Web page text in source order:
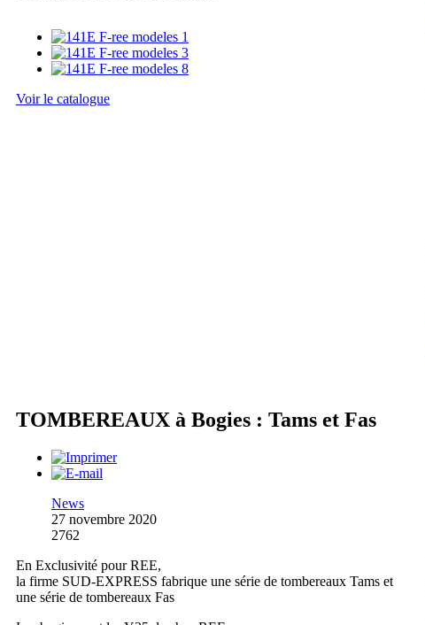
Voir le catalogue
TOMBEREAUX à Bogies : Tams et Fas
News
27 novembre 2020
2762
En Exclusivité pour REE,
la firme SUD-EXPRESS fabrique une série de tombereaux Tams et
une série de tombereaux Fas